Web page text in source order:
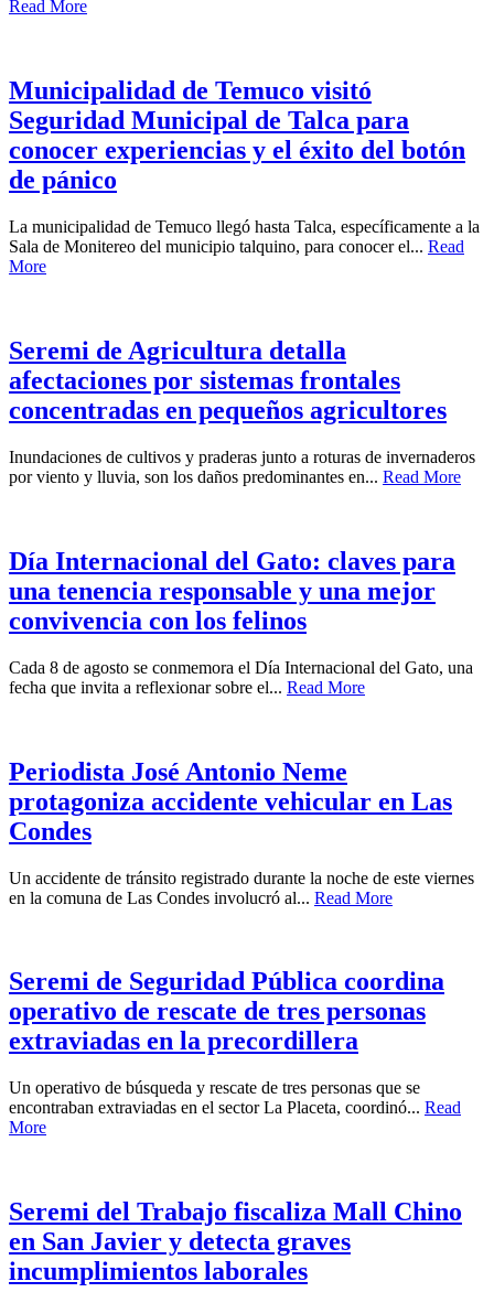
Read More
Municipalidad de Temuco visitó
Seguridad Municipal de Talca para
conocer experiencias y el éxito del botón
de pánico
La municipalidad de Temuco llegó hasta Talca, específicamente a la
Sala de Monitereo del municipio talquino, para conocer el... Read
More
Seremi de Agricultura detalla
afectaciones por sistemas frontales
concentradas en pequeños agricultores
Inundaciones de cultivos y praderas junto a roturas de invernaderos
por viento y lluvia, son los daños predominantes en... Read More
Día Internacional del Gato: claves para
una tenencia responsable y una mejor
convivencia con los felinos
Cada 8 de agosto se conmemora el Día Internacional del Gato, una
fecha que invita a reflexionar sobre el... Read More
Periodista José Antonio Neme
protagoniza accidente vehicular en Las
Condes
Un accidente de tránsito registrado durante la noche de este viernes
en la comuna de Las Condes involucró al... Read More
Seremi de Seguridad Pública coordina
operativo de rescate de tres personas
extraviadas en la precordillera
Un operativo de búsqueda y rescate de tres personas que se
encontraban extraviadas en el sector La Placeta, coordinó... Read
More
Seremi del Trabajo fiscaliza Mall Chino
en San Javier y detecta graves
incumplimientos laborales